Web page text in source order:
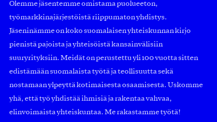
Olemme jäsentemme omistama puolueeton,
työmarkkinajärjestöistä riippumaton yhdistys.
Jäseninämme on koko suomalaisen yhteiskunnan kirjo
pienistä pajoista ja yhteisöistä kansainvälisiin
suuryrityksiin. Meidät on perustettu yli 100 vuotta sitten
edistämään suomalaista työtä ja teollisuutta sekä
nostamaan ylpeyttä kotimaisesta osaamisesta. Uskomme
yhä, että työ yhdistää ihmisiä ja rakentaa vahvaa,
elinvoimaista yhteiskuntaa. Me rakastamme työtä!